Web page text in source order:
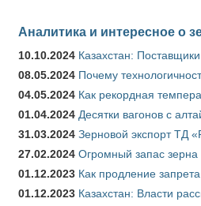
Аналитика и интересное о
10.10.2024 Казахстан:
08.05.2024 Почему
04.05.2024 Как рекордная
01.04.2024 Десятки вагонов с
31.03.2024 Зерновой экспорт ТД
27.02.2024 Огромный запас
01.12.2023 Как продление
01.12.2023 Казахстан: Власти